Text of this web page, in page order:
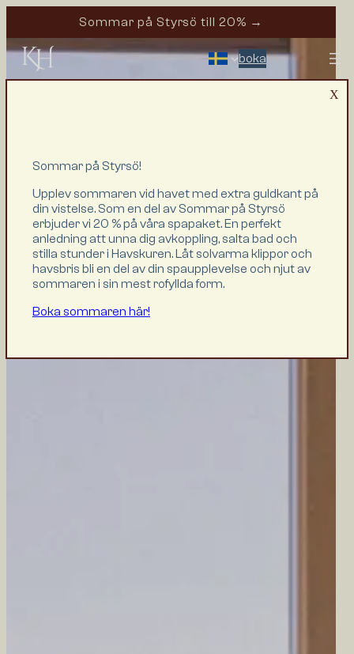
Sommar på Styrsö till 20% →
boka
EVENT & AKTIVITETER
HAVSKUREN SPA
OM OSS
HITTA TILL OSS
ÄG EN SVIT
PRESENTKORT
KONTAKTA OSS
Sommar på Styrsö!
Upplev sommaren vid havet med extra guldkant på
din vistelse. Som en del av Sommar på Styrsö
erbjuder vi 20 % på våra spapaket. En perfekt
anledning att unna dig avkoppling, salta bad och
stilla stunder i Havskuren. Låt solvarma klippor och
havsbris bli en del av din spaupplevelse och njut av
sommaren i sin mest rofyllda form.
Boka sommaren här!
X